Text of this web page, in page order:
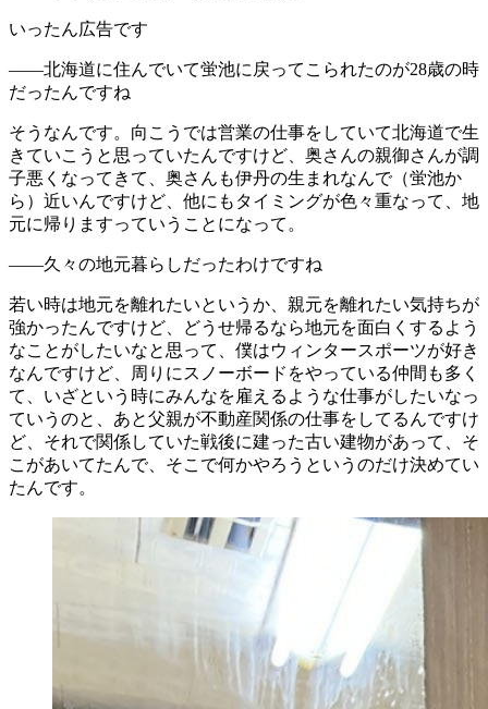
いったん広告です
――北海道に住んでいて蛍池に戻ってこられたのが28歳の時
だったんですね
そうなんです。向こうでは営業の仕事をしていて北海道で生
きていこうと思っていたんですけど、奥さんの親御さんが調
子悪くなってきて、奥さんも伊丹の生まれなんで（蛍池か
ら）近いんですけど、他にもタイミングが色々重なって、地
元に帰りますっていうことになって。
――久々の地元暮らしだったわけですね
若い時は地元を離れたいというか、親元を離れたい気持ちが
強かったんですけど、どうせ帰るなら地元を面白くするよう
なことがしたいなと思って、僕はウィンタースポーツが好き
なんですけど、周りにスノーボードをやっている仲間も多く
て、いざという時にみんなを雇えるような仕事がしたいなっ
ていうのと、あと父親が不動産関係の仕事をしてるんですけ
ど、それで関係していた戦後に建った古い建物があって、そ
こがあいてたんで、そこで何かやろうというのだけ決めてい
たんです。